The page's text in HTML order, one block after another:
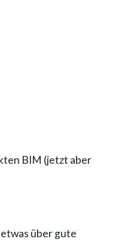
BIM (jetzt aber
über gute